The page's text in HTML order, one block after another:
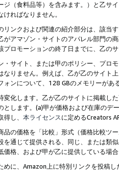
ジ（食料品等）を含みます。）と乙サ
ればなりません。
リンクおよび関連の紹介部分は、該当
がアマゾン・サイトのアパレル部門の
プロモーションの終了日までに、乙の
・サイト、または甲のポリシー、プロ
なりません。例えば、乙が乙のサイト
ォンについて、128 GBのメモリーがあ
変化します。乙が乙のサイトに掲載し
とします。(a)甲が価格および在庫の
し、 本ライセンスに定めるCreators
品の価格を「比較」形式（価格比較ツ
を通じて提供される、同じ、または類
価格、および甲が乙に提供している場
めに、Amazon上に特別リンクを投稿